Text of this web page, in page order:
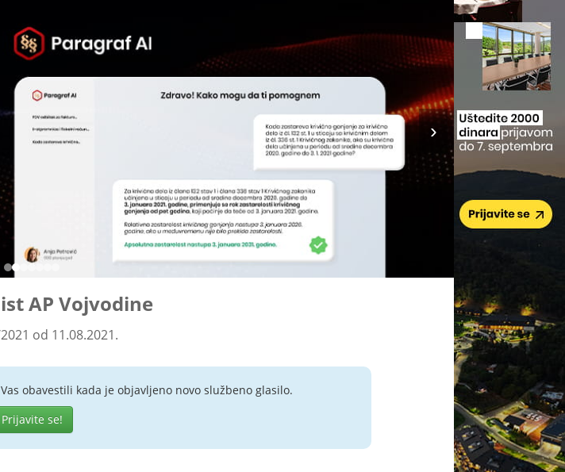
AP Vojvodine
od 11.08.2021.
obavestili kada je objavljeno novo službeno glasilo.
Prijavite se!